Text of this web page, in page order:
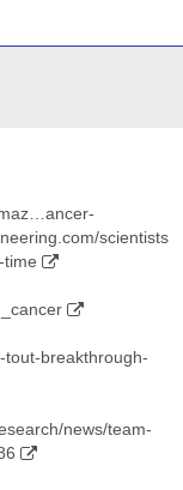
scientists
tout-breakthrough-
news/team-